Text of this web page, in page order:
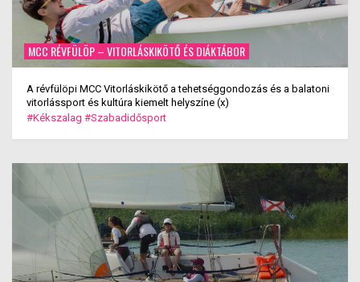
MCC RÉVFÜLÖP – VITORLÁSKIKÖTŐ ÉS DIÁKTÁBOR
A révfülöpi MCC Vitorláskikötő a tehetséggondozás és a balatoni
vitorlássport és kultúra kiemelt helyszíne (x)
#Kékszalag #Szabadidősport